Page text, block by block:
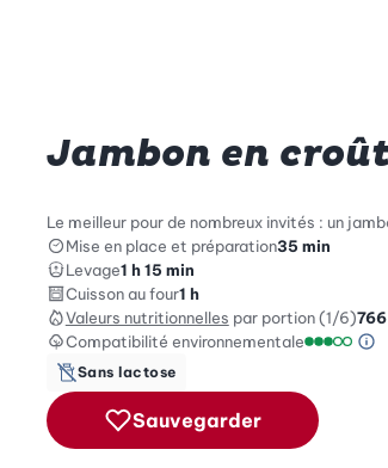
Jambon en
Le meilleur pour de nombreux invités : un
Mise en place et préparation35 min
Levage1 h 15 min
Cuisson au four1 h
Valeurs nutritionnelles par portion (1/6)766
Compatibilité environnementale
Sans lactose
Sauvegarder